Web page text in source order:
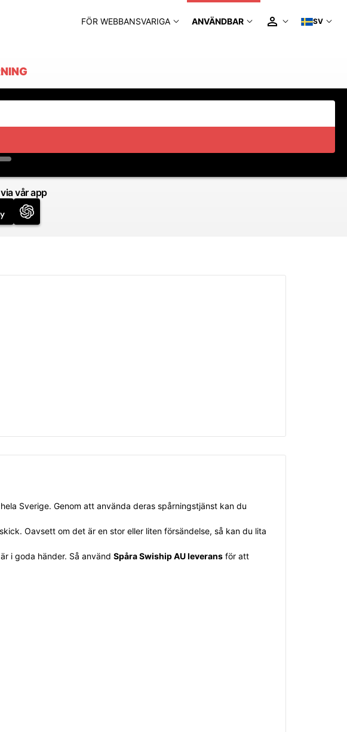
FÖR WEBBANSVARIGA ANVÄNDBAR SV
vår app
Sverige. Genom att använda deras spårningstjänst kan du
Oavsett om det är en stor eller liten försändelse, så kan du lita
i goda händer. Så använd Spåra Swiship AU leverans för att